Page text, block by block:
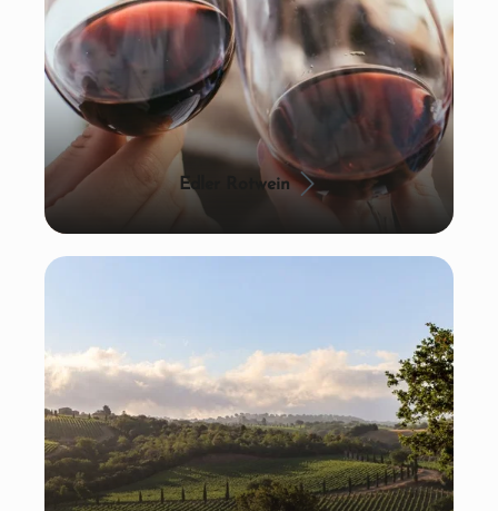
Edler Rotwein